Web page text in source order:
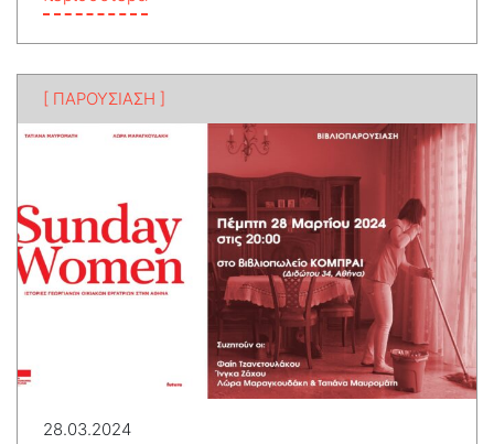
[ ΠΑΡΟΥΣΙΑΣΗ ]
28.03.2024